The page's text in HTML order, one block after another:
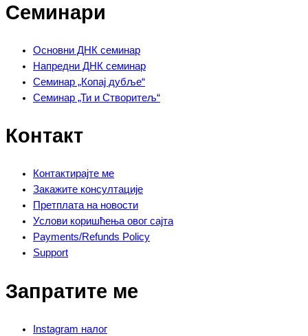
Семинари
Основни ДНК семинар
Напредни ДНК семинар
Семинар „Копај дубље“
Семинар „Ти и Створитељ“
Контакт
Контактирајте ме
Закажите консултације
Претплата на новости
Услови коришћења овог сајта
Payments/Refunds Policy
Support
Запратите ме
Instagram налог